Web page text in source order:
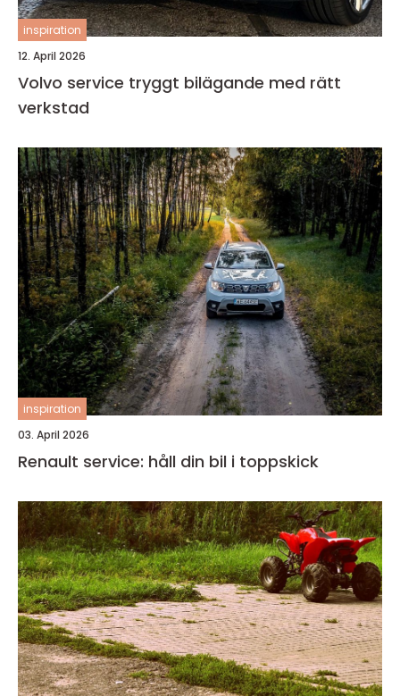
inspiration
12. April 2026
Volvo service tryggt bilägande med rätt
verkstad
inspiration
03. April 2026
Renault service: håll din bil i toppskick